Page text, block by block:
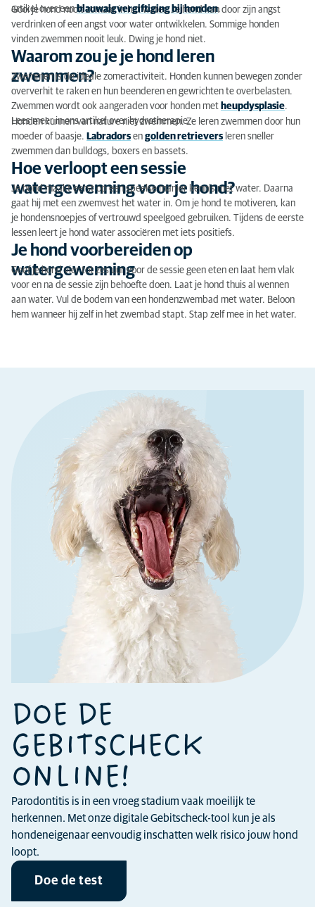
artikel over eenblauwalgvergiftiging bij honden.
Gooi je hond nooit zomaar in het water. Je hond kan door zijn angst
verdrinken of een angst voor water ontwikkelen. Sommige honden
vinden zwemmen nooit leuk. Dwing je hond niet.
Waarom zou je je hond leren
zwemmen?
Zwemmen is de ideale zomeractiviteit. Honden kunnen bewegen zonder
oververhit te raken en hun beenderen en gewrichten te overbelasten.
Zwemmen wordt ook aangeraden voor honden met heupdysplasie.
Lees meer in ons artikel over hydrotherapie.
Honden kunnen van nature niet zwemmen. Ze leren zwemmen door hun
moeder of baasje. Labradorsen golden retrieversleren sneller
zwemmen dan bulldogs, boxers en bassets.
Hoe verloopt een sessie
watergewenning voor je hond?
Je hond maakt eerst op een speelse manier kennis met water. Daarna
gaat hij met een zwemvest het water in. Om je hond te motiveren, kan
je hondensnoepjes of vertrouwd speelgoed gebruiken. Tijdens de eerste
lessen leert je hond water associëren met iets positiefs.
Je hond voorbereiden op
watergewenning
Geef je hond vier tot zes uur voor de sessie geen eten en laat hem vlak
voor en na de sessie zijn behoefte doen. Laat je hond thuis al wennen
aan water. Vul de bodem van een hondenzwembad met water. Beloon
hem wanneer hij zelf in het zwembad stapt. Stap zelf mee in het water.
DOE DE
GEBITSCHECK
ONLINE!
Parodontitis is in een vroeg stadium vaak moeilijk te
herkennen. Met onze digitale Gebitscheck-tool kun je als
hondeneigenaar eenvoudig inschatten welk risico jouw hond
loopt.
Doe de test